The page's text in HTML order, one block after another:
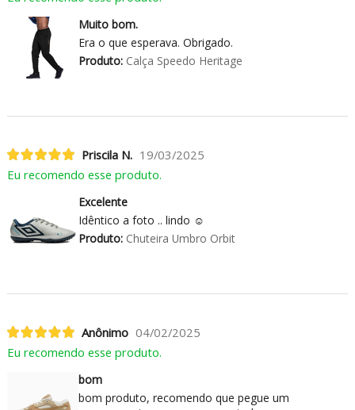
Muito bom.
Era o que esperava. Obrigado.
Produto:Calça Speedo Heritage
Priscila N. 19/03/2025
Eu recomendo esse produto.
Excelente
Idêntico a foto .. lindo ☺️
Produto:Chuteira Umbro Orbit
Anônimo 04/02/2025
Eu recomendo esse produto.
bom
bom produto, recomendo que pegue um